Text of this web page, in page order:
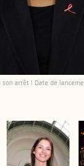
arrêt ! Date de